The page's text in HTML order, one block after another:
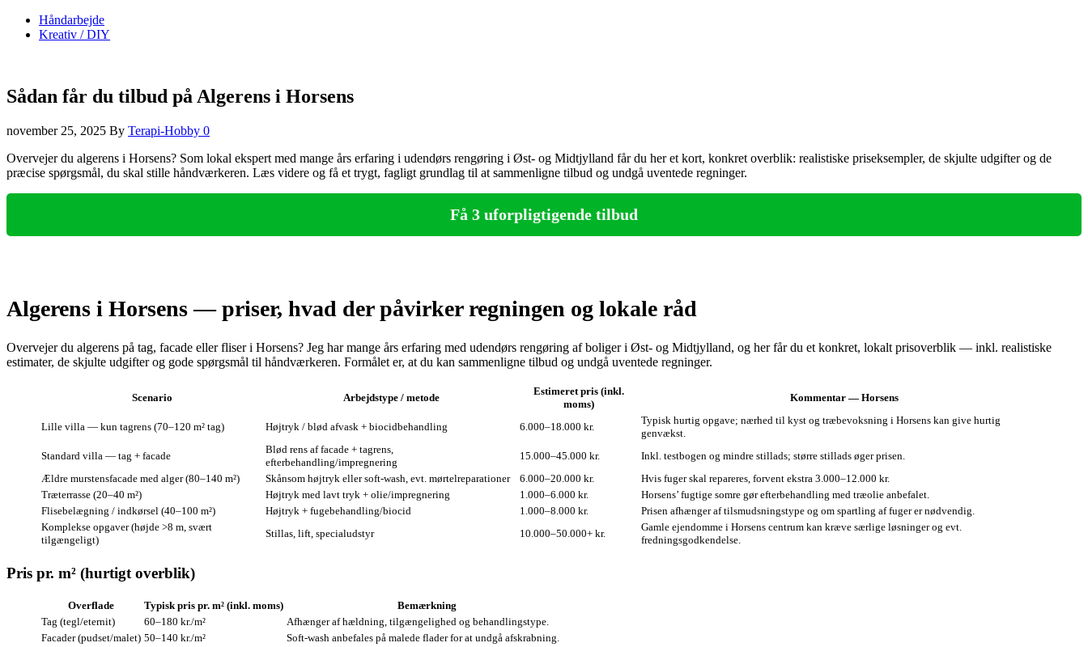
Håndarbejde
Kreativ / DIY
Sådan får du tilbud på Algerens i Horsens
november 25, 2025 By Terapi-Hobby 0
Overvejer du algerens i Horsens? Som lokal ekspert med mange års erfaring i udendørs rengøring i Øst‑ og Midtjylland får du her et kort, konkret overblik: realistiske priseksempler, de skjulte udgifter og de
præcise spørgsmål, du skal stille håndværkeren. Læs videre og få et trygt, fagligt grundlag til at sammenligne tilbud og undgå uventede regninger.
Få 3 uforpligtigende tilbud
Algerens i Horsens — priser, hvad der påvirker regningen og lokale råd
Overvejer du algerens på tag, facade eller fliser i Horsens? Jeg har mange års erfaring med udendørs rengøring af boliger i Øst- og Midtjylland, og her får du et konkret, lokalt prisoverblik — inkl. realistiske
estimater, de skjulte udgifter og gode spørgsmål til håndværkeren. Formålet er, at du kan sammenligne tilbud og undgå uventede regninger.
Scenario Arbejdstype / metode
Estimeret pris (inkl.
moms)
Kommentar — Horsens
Lille villa — kun tagrens (70–120 m² tag) Højtryk / blød afvask + biocidbehandling 6.000–18.000 kr.
Typisk hurtig opgave; nærhed til kyst og træbevoksning i Horsens kan give hurtig
genvækst.
Standard villa — tag + facade
Blød rens af facade + tagrens,
efterbehandling/impregnering
15.000–45.000 kr.
Inkl. testbogen og mindre stillads; større stillads øger prisen.
Ældre murstensfacade med alger (80–140 m²)
Skånsom højtryk eller soft‑wash, evt. mørtelreparationer 6.000–20.000 kr.
Hvis fuger skal repareres, forvent ekstra 3.000–12.000 kr.
Træterrasse (20–40 m²)
Højtryk med lavt tryk + olie/impregnering 1.000–6.000 kr.
Horsens’ fugtige somre gør efterbehandling med træolie anbefalet.
Flisebelægning / indkørsel (40–100 m²)
Højtryk + fugebehandling/biocid 1.000–8.000 kr.
Prisen afhænger af tilsmudsningstype og om spartling af fuger er nødvendig.
Komplekse opgaver (højde >8 m, svært
tilgængeligt)
Stillas, lift, specialudstyr 10.000–50.000+ kr.
Gamle ejendomme i Horsens centrum kan kræve særlige løsninger og evt.
fredningsgodkendelse.
Pris pr. m² (hurtigt overblik)
Overflade Typisk pris pr. m² (inkl. moms)
Bemærkning
Tag (tegl/eternit)
60–180 kr./m²
Afhænger af hældning, tilgængelighed og behandlingstype.
Facader (pudset/malet) 50–140 kr./m²
Soft‑wash anbefales på malede flader for at undgå afskrabning.